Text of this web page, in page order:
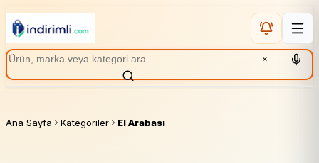
×
Ana Sayfa Kategoriler El Arabası